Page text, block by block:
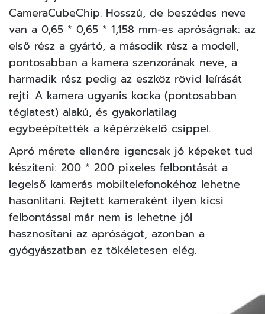
CameraCubeChip. Hosszú, de beszédes neve
van a 0,65 * 0,65 * 1,158 mm-es apróságnak: az
első rész a gyártó, a második rész a modell,
pontosabban a kamera szenzorának neve, a
harmadik rész pedig az eszköz rövid leírását
rejti. A kamera ugyanis kocka (pontosabban
téglatest) alakú, és gyakorlatilag
egybeépítették a képérzékelő csippel.
Apró mérete ellenére igencsak jó képeket tud
készíteni: 200 * 200 pixeles felbontását a
legelső kamerás mobiltelefonokéhoz lehetne
hasonlítani. Rejtett kameraként ilyen kicsi
felbontással már nem is lehetne jól
hasznosítani az apróságot, azonban a
gyógyászatban ez tökéletesen elég.